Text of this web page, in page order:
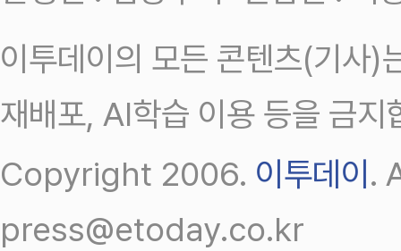
이투데이의 모든 콘텐츠(기사)
재배포, AI학습 이용 등을 금지
Copyright 2006. 이투데이 .
press@etoday.co.kr